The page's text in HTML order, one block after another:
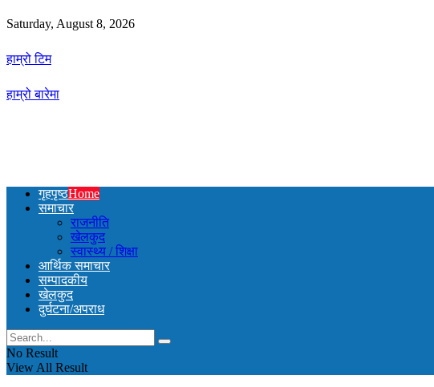
Saturday, August 8, 2026
हाम्रो टिम
हाम्रो बारेमा
गृहपृष्ठHome
समाचार
राजनीति
खेलकुद
स्वास्थ्य / शिक्षा
आर्थिक समाचार
सम्पादकीय
खेलकुद
दुर्घटना/अपराध
No Result
View All Result